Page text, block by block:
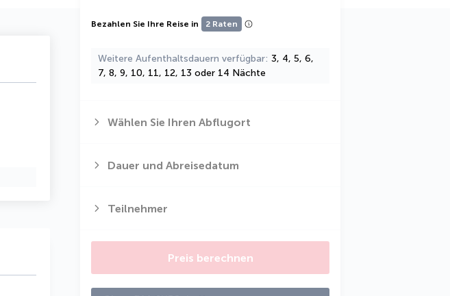
Bezahlen Sie Ihre Reise in 2 Raten
Weitere Aufenthaltsdauern verfügbar 3, 4, 5, 6,
7, 8, 9, 10, 11, 12, 13 oder 14 Nächte
Wählen Sie Ihren Abflugort
Dauer und Abreisedatum
Teilnehmer
Preis berechnen